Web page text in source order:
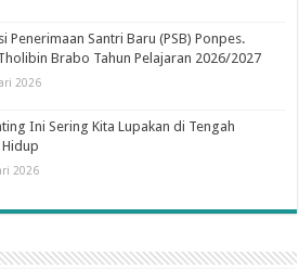
Penerimaan Santri Baru (PSB) Ponpes.
Brabo Tahun Pelajaran 2026/2027
2026
Ini Sering Kita Lupakan di Tengah
Hidup
2026